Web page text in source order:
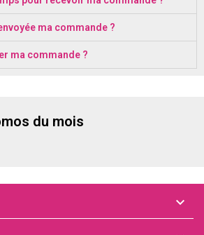
ma commande ?
ma commande ?
du mois
